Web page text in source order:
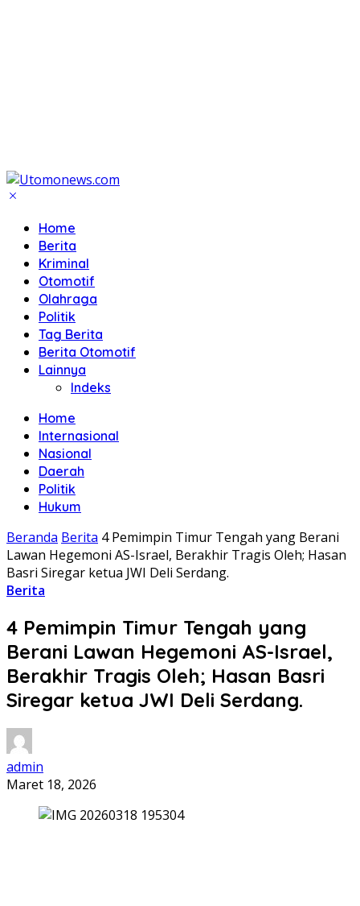
Home
Berita
Kriminal
Otomotif
Olahraga
Politik
Tag Berita
Berita Otomotif
Lainnya
Indeks
Home
Internasional
Nasional
Daerah
Politik
Hukum
Beranda Berita 4 Pemimpin Timur Tengah yang Berani
Lawan Hegemoni AS-Israel, Berakhir Tragis Oleh; Hasan
Basri Siregar ketua JWI Deli Serdang.
Berita
4 Pemimpin Timur Tengah yang
Berani Lawan Hegemoni AS-Israel,
Berakhir Tragis Oleh; Hasan Basri
Siregar ketua JWI Deli Serdang.
admin
Maret 18, 2026